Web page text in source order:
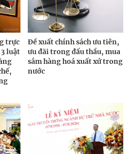
trực
3 luật
Đề xuất chính sách ưu tiên,
ưu đãi trong đấu thầu, mua
sắm hàng hoá xuất xứ trong
nước